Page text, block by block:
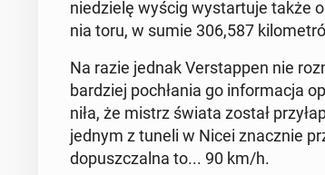
nie­dzie­lę wyścig wy­star­tu­je także
nia toru, w sumie 306,587
Na razie jednak Ver­stap­pen nie
bar­dziej po­chła­nia go in­for­ma­cja
ni­ła, że mistrz świata został
jednym z tuneli w Nicei znacz­nie
do­pusz­czal­na to... 90 km/h.